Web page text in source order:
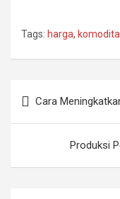
Tags: harga,
Post
navigation
Cara
Produksi